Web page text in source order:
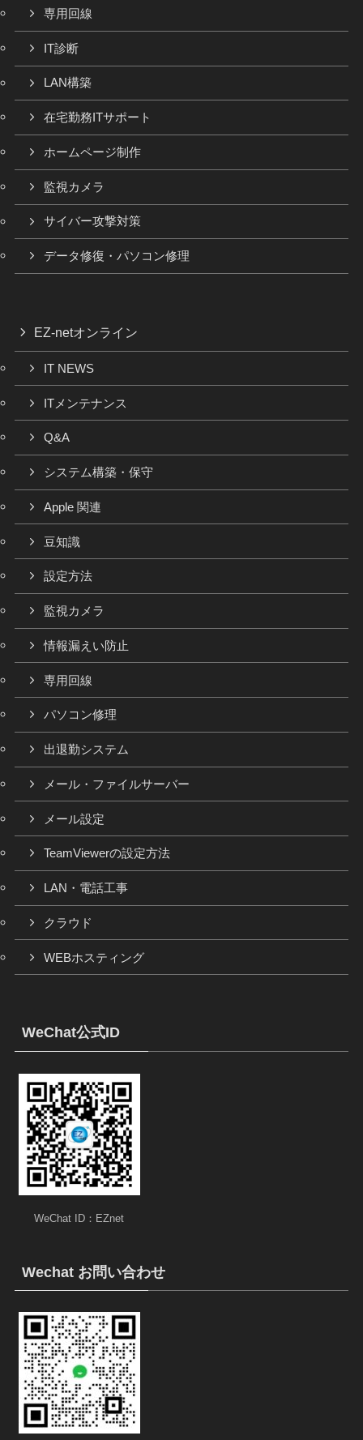
専用回線
IT診断
LAN構築
在宅勤務ITサポート
ホームページ制作
監視カメラ
サイバー攻撃対策
データ修復・パソコン修理
EZ-netオンライン
IT NEWS
ITメンテナンス
Q&A
システム構築・保守
Apple 関連
豆知識
設定方法
監視カメラ
情報漏えい防止
専用回線
パソコン修理
出退勤システム
メール・ファイルサーバー
メール設定
TeamViewerの設定方法
LAN・電話工事
クラウド
WEBホスティング
WeChat公式ID
WeChat ID：EZnet
Wechat お問い合わせ